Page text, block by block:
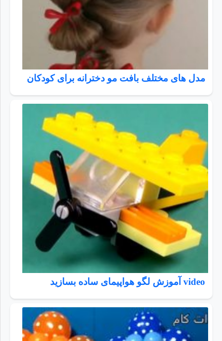
مدل های مختلف بافت مو دخترانه برای کودکان
video آموزش لگو هواپیمای ساده بسازید